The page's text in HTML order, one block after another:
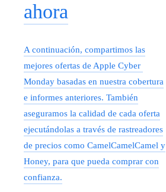
ahora
A continuación, compartimos las
mejores ofertas de Apple Cyber ​​​​
Monday basadas en nuestra cobertura
e informes anteriores. También
aseguramos la calidad de cada oferta
ejecutándolas a través de rastreadores
de precios como CamelCamelCamel y
Honey, para que pueda comprar con
confianza.